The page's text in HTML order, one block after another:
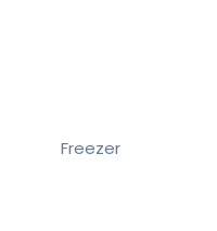
Freezer